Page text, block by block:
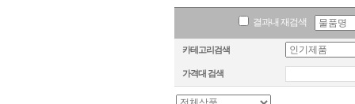
결과내 재검색
카테고리검색
가격대 검색